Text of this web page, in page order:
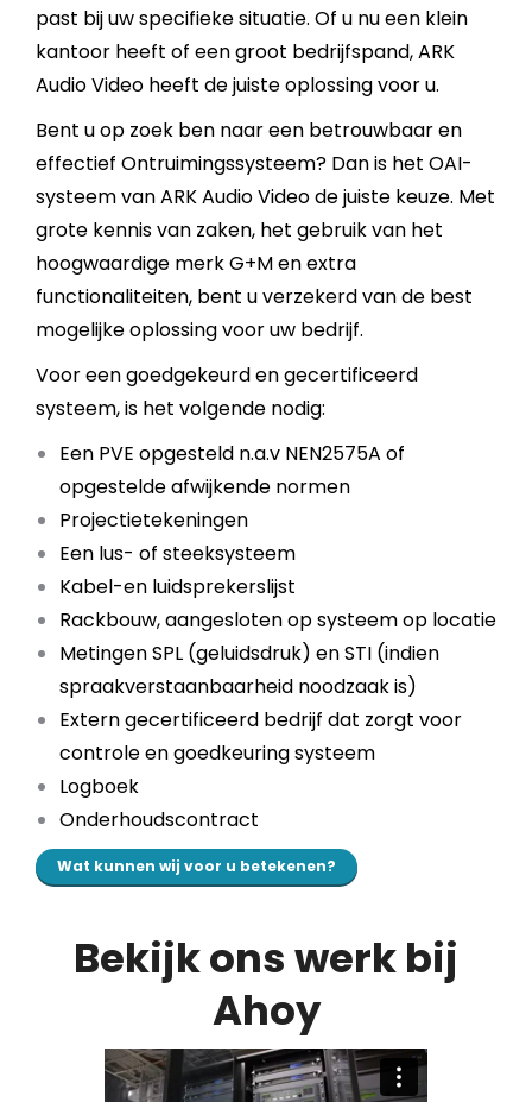
past bij uw specifieke situatie. Of u nu een klein
kantoor heeft of een groot bedrijfspand, ARK
Audio Video heeft de juiste oplossing voor u.
Bent u op zoek ben naar een betrouwbaar en
effectief Ontruimingssysteem? Dan is het OAI-
systeem van ARK Audio Video de juiste keuze. Met
grote kennis van zaken, het gebruik van het
hoogwaardige merk G+M en extra
functionaliteiten, bent u verzekerd van de best
mogelijke oplossing voor uw bedrijf.
Voor een goedgekeurd en gecertificeerd
systeem, is het volgende nodig:
Een PVE opgesteld n.a.v NEN2575A of
opgestelde afwijkende normen
Projectietekeningen
Een lus- of steeksysteem
Kabel-en luidsprekerslijst
Rackbouw, aangesloten op systeem op locatie
Metingen SPL (geluidsdruk) en STI (indien
spraakverstaanbaarheid noodzaak is)
Extern gecertificeerd bedrijf dat zorgt voor
controle en goedkeuring systeem
Logboek
Onderhoudscontract
Wat kunnen wij voor u betekenen?
Bekijk ons werk bij
Ahoy